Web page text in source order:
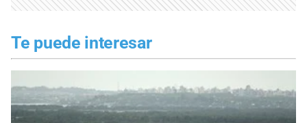
Te puede interesar